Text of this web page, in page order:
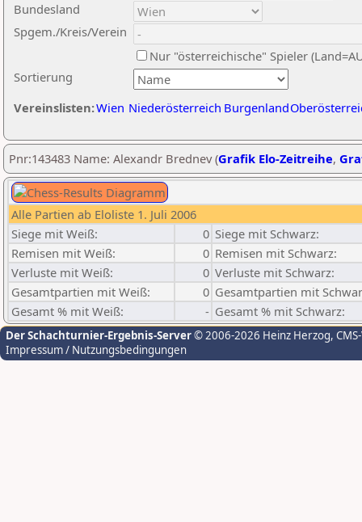
Sortierung
Bundesland
Spgem./Kreis/Verein
Nur "österreichische" Spieler
Vereinslisten:Wien Niederösterreich Burgenland
Pnr:143483 Name: Alexandr Brednev (Grafik Elo-Zeitreihe,
Alle Partien ab Eloliste 1. Juli 2006
Siege mit Weiß:
0 Siege mit Schwarz:
Remisen mit Weiß:
0 Remisen mit Schwarz:
Verluste mit Weiß:
0 Verluste mit Schwarz:
Gesamtpartien mit Weiß:
0 Gesamtpartien mit
Gesamt % mit Weiß:
- Gesamt % mit Schwarz:
Der Schachturnier-Ergebnis-Server© 2006-2026 Heinz Herzog,
Impressum / Nutzungsbedingungen